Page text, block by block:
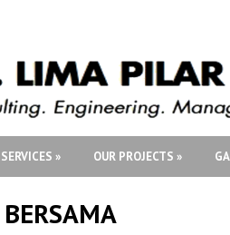
SERVICES » OUR PROJECTS »